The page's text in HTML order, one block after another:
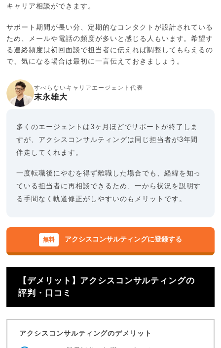
キャリア相談ができます。
サポート期間が長い分、定期的なコンタクトが設計されている
ため、メールや電話の頻度が多いと感じる人もいます。希望す
る連絡頻度は初回面談で担当者に伝えれば調整してもらえるの
で、気になる場合は最初に一言伝えておきましょう。
すべらないキャリアエージェント代表
末永雄大
多くのエージェントは3ヶ月ほどでサポートが終了しま
すが、アクシスコンサルティングは同じ担当者が3年間
伴走してくれます。
一度転職後にやむを得ず離職した場合でも、経緯を知っ
ている担当者に再相談できるため、一から状況を説明す
る手間なく軌道修正がしやすいのもメリットです。
アクシスコンサルティングに登録する
【デメリット】アクシスコンサルティングの
評判・口コミ
アクシスコンサルティングのデメリット